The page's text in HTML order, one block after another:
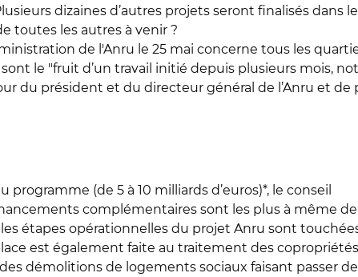
dizaines d’autres projets seront finalisés dans
toutes les autres à venir ?
de l'Anru le 25 mai concerne tous les
le "fruit d’un travail initié depuis plusieurs mois,
du président et du directeur général de l’Anru et de
(de 5 à 10 milliards d’euros)*, le conseil
complémentaires sont les plus à même
étapes opérationnelles du projet Anru sont
est également faite au traitement des
démolitions de logements sociaux faisant passer